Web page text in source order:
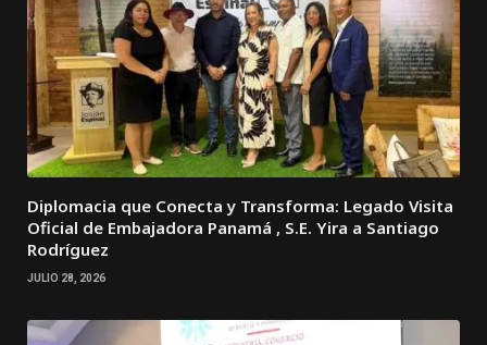
Diplomacia que Conecta y Transforma: Legado Visita
Oficial de Embajadora Panamá , S.E. Yira a Santiago
Rodríguez
JULIO 28, 2026